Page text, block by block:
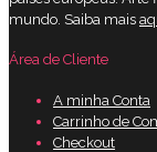
mundo. Saiba mais
Área de Cliente
A minha Conta
Carrinho de
Checkout